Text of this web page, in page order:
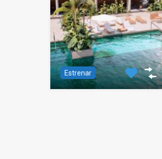
Estrenar